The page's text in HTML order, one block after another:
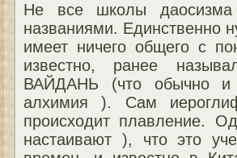
Не все школы даосизма
названиями. Единственно
имеет ничего общего с
известно, ранее
ВАЙДАНЬ (что обычно и
алхимия ). Сам
происходит плавление.
настаивают ), что это